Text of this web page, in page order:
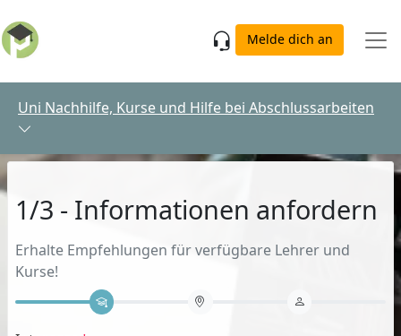
Melde dich an
Uni Nachhilfe, Kurse und Hilfe bei Abschlussarbeiten
1/3 - Informationen anfordern
Erhalte Empfehlungen für verfügbare Lehrer und
Kurse!